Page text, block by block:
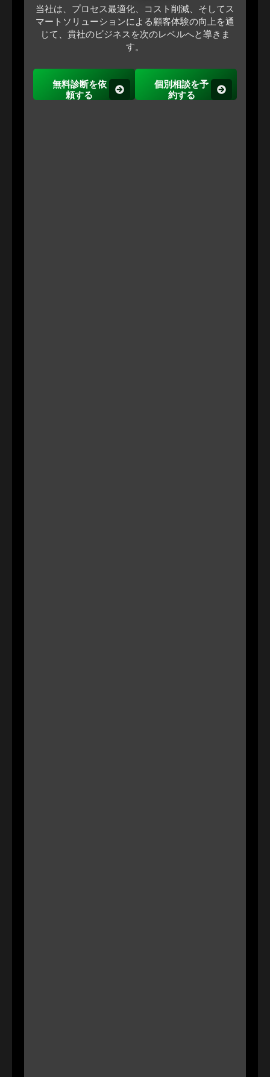
当社は、プロセス最適化、コスト削減、そしてス
マートソリューションによる顧客体験の向上を通
じて、貴社のビジネスを次のレベルへと導きま
す。
無料診断を依
頼する
個別相談を予
約する